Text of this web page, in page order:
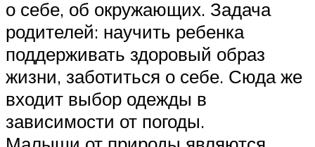
о себе, об окружающих. Задача
родителей: научить ребенка
поддерживать здоровый образ
жизни, заботиться о себе. Сюда же
входит выбор одежды в
зависимости от погоды.